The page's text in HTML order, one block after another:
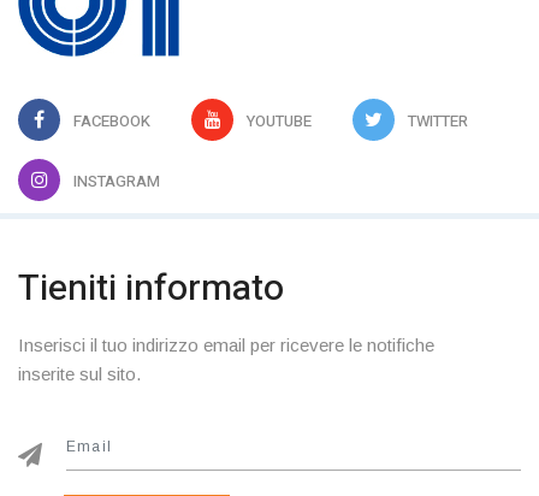
FACEBOOK YOUTUBE TWITTER
INSTAGRAM
Tieniti informato
Inserisci il tuo indirizzo email per ricevere le notifiche
inserite sul sito.